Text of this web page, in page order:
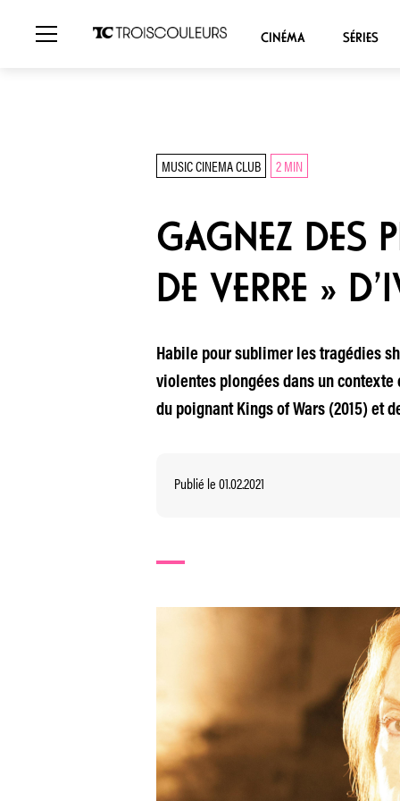
CINÉMA SÉRIES
MUSIC CINEMA CLUB 2 MIN
GAGNEZ DES
DE VERRE »
Habile pour sublimer les tragédies
violentes plongées dans un
du poignant Kings of Wars (2015) et
Publié le 01.02.2021